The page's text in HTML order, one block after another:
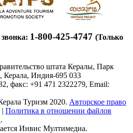
1-800-425-4747 (Только
штата Кералы, Парк
Индия-695 033
факс: +91 471 2322279, Email:
Туризм 2020. Авторское право
| Политика в отношении файлов
.
Инвис Мултимедиа.